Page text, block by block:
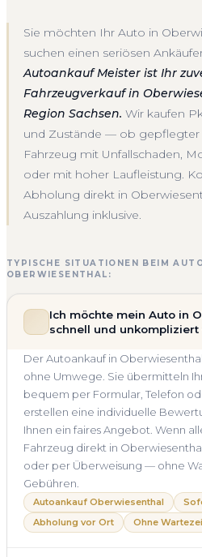
Sie möchten Ihr Auto in
suchen einen seriösen
Autoankauf Meister ist Ihr
Fahrzeugverkauf in
Region Sachsen. Wir kaufen
und Zustände — ob gepflegter
Fahrzeug mit Unfallschaden,
oder mit hoher Laufleistung.
Abholung direkt in
Auszahlung inklusive.
TYPISCHE SITUATIONEN BEIM
OBERWIESENTHAL:
Ich möchte mein Auto in
schnell und unkompliziert
Der Autoankauf in
ohne Umwege. Sie übermitteln
bequem per Formular, Telefon
erstellen eine individuelle
Ihnen ein faires Angebot. Wenn
Fahrzeug direkt in
oder per Überweisung — ohne
Gebühren.
Autoankauf Oberwiesenthal
Abholung vor Ort
Ohne